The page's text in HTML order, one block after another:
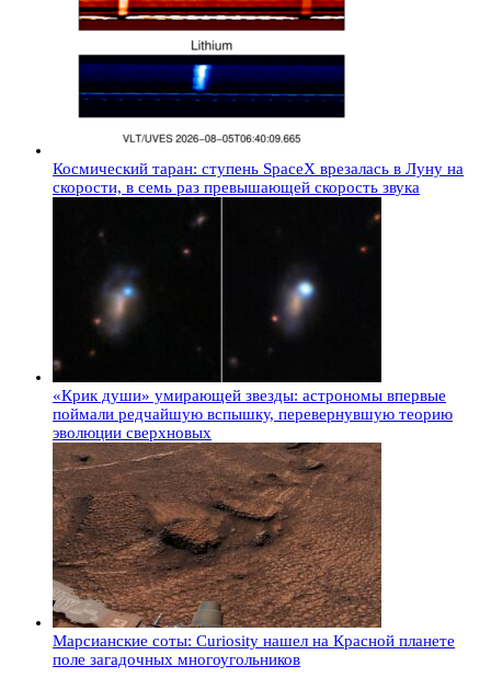
Космический таран: ступень SpaceX врезалась в Луну на
скорости, в семь раз превышающей скорость звука
«Крик души» умирающей звезды: астрономы впервые
поймали редчайшую вспышку, перевернувшую теорию
эволюции сверхновых
Марсианские соты: Curiosity нашел на Красной планете
поле загадочных многоугольников